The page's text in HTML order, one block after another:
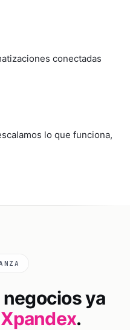
conectadas
lo que funciona,
ya
Xpandex.